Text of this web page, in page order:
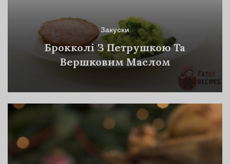
Закуски
Брокколі З Петрушкою Та
Вершковим Маслом